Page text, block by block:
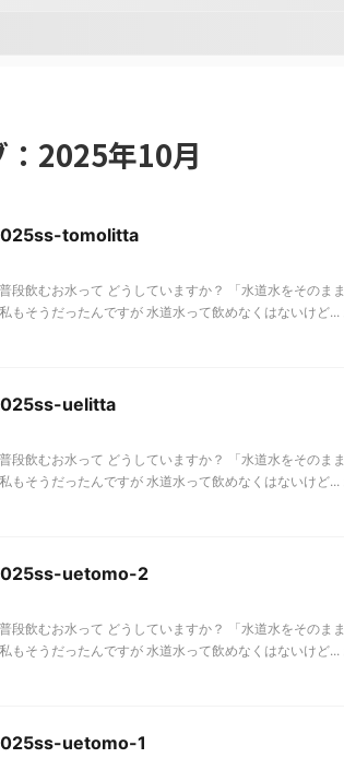
2025年10月
tomolitta
段飲むお水って どうしていますか？ 「水道水をそのま
もそうだったんですが 水道水って飲めなくはないけど
uelitta
段飲むお水って どうしていますか？ 「水道水をそのま
もそうだったんですが 水道水って飲めなくはないけど
uetomo-2
段飲むお水って どうしていますか？ 「水道水をそのま
もそうだったんですが 水道水って飲めなくはないけど
uetomo-1